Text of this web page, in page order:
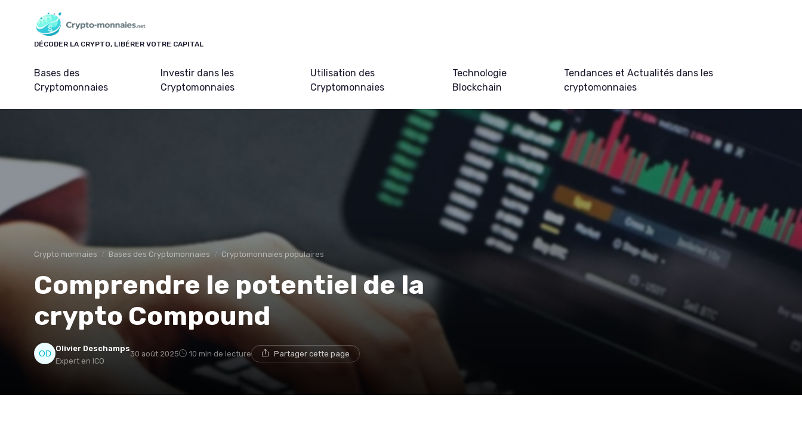
DÉCODER LA CRYPTO, LIBÉRER VOTRE CAPITAL
Bases des
Cryptomonnaies
Investir dans les
Cryptomonnaies
Utilisation des
Cryptomonnaies
Technologie
Blockchain
Tendances et Actualités dans les
cryptomonnaies
Crypto monnaies Bases des Cryptomonnaies Cryptomonnaies populaires
Comprendre le potentiel de la
crypto Compound
Olivier Deschamps
Expert en ICO
30 août 2025 10 min de lecture Partager cette page